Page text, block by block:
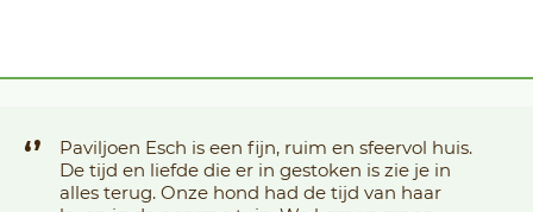
Paviljoen Esch is een fijn, ruim en sfeervol huis.
De tijd en liefde die er in gestoken is zie je in
alles terug. Onze hond had de tijd van haar
‘’